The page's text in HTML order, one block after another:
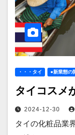
・・・タイ ●新業態の
タイコスメ
2024-12-30
タイの化粧品業